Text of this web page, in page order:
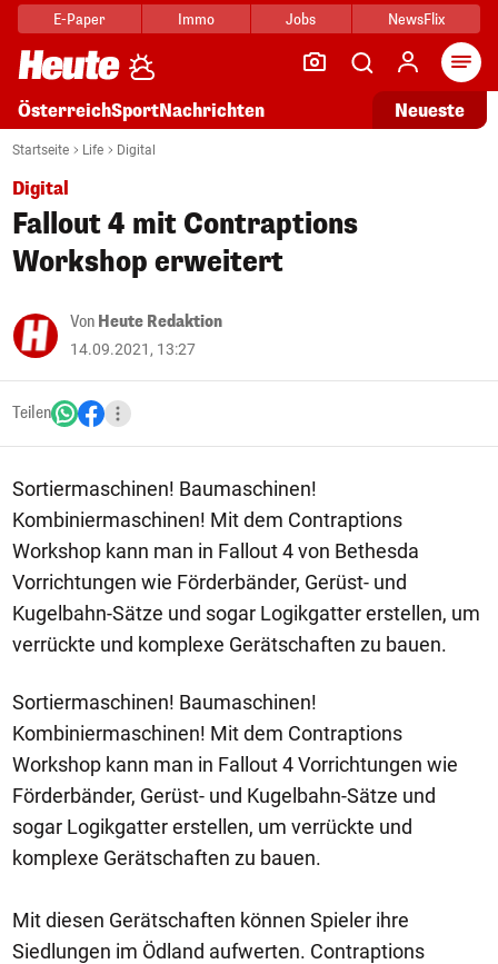
E-Paper Immo Jobs NewsFlix
ÖsterreichSportNachrichten Neueste
Startseite Life Digital
Digital
Fallout 4 mit Contraptions
Workshop erweitert
Von Heute Redaktion
14.09.2021, 13:27
Teilen
Sortiermaschinen! Baumaschinen!
Kombiniermaschinen! Mit dem Contraptions
Workshop kann man in Fallout 4 von Bethesda
Vorrichtungen wie Förderbänder, Gerüst- und
Kugelbahn-Sätze und sogar Logikgatter erstellen, um
verrückte und komplexe Gerätschaften zu bauen.
Sortiermaschinen! Baumaschinen!
Kombiniermaschinen! Mit dem Contraptions
Workshop kann man in Fallout 4 Vorrichtungen wie
Förderbänder, Gerüst- und Kugelbahn-Sätze und
sogar Logikgatter erstellen, um verrückte und
komplexe Gerätschaften zu bauen.
Mit diesen Gerätschaften können Spieler ihre
Siedlungen im Ödland aufwerten. Contraptions